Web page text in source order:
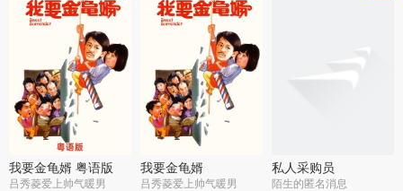
我要金龟婿 粤语版
吕秀菱爱上帅气暖男
我要金龟婿
吕秀菱爱上帅气暖男
私人采购员
陌生的匿名消息